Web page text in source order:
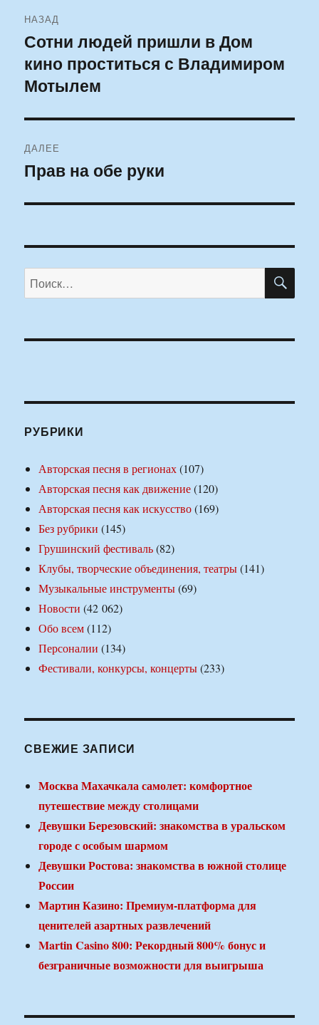
по
записям
НАЗАД
Предыдущая
запись:
Сотни людей пришли в Дом
кино проститься с Владимиром
Мотылем
ДАЛЕЕ
Следующая
Прав на обе руки
Искать:
РУБРИКИ
Авторская песня в регионах(107)
Авторская песня как движение(120)
Авторская песня как искусство(169)
Без рубрики (145)
Грушинский фестиваль(82)
Клубы, творческие объединения, театры(141)
Музыкальные инструменты(69)
Новости (42 062)
Обо всем(112)
Персоналии (134)
Фестивали, конкурсы, концерты(233)
СВЕЖИЕ ЗАПИСИ
Москва Махачкала самолет: комфортное
путешествие между столицами
Девушки Березовский: знакомства в уральском
городе с особым шармом
Девушки Ростова: знакомства в южной столице
России
Мартин Казино: Премиум-платформа для
ценителей азартных развлечений
Martin Casino 800: Рекордный 800% бонус и
безграничные возможности для выигрыша